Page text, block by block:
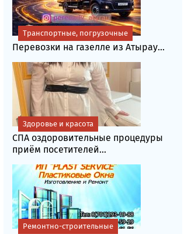
Перевозки на газелле из Атырау...
Транспортные, погрузочные
СПА оздоровительные процедуры
приём посетителей...
Здоровье и красота
Ремонтно-строительные